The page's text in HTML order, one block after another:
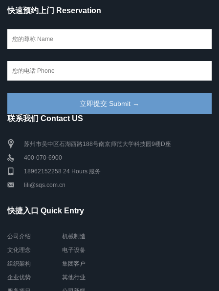
快速预约上门 Reservation
联系我们 Contact US
苏州市吴中区石湖西路188号南京师范大学科技园9楼D座
400-070-6900
18962152258 24 Hours 服务
lili@sqs.com.cn
快捷入口 Quick Entry
公司介绍
文化理念
组织架构
企业优势
机械制造
电子设备
集团客户
其他行业